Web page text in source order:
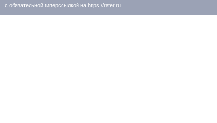
с обязательной гиперссылкой на https://rater.ru